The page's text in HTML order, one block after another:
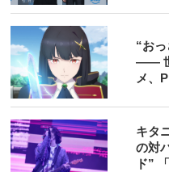
“お
――
メ、
キタ
の対
ド”